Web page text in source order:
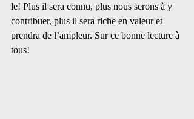
le! Plus il sera connu, plus nous serons à y
contribuer, plus il sera riche en valeur et
prendra de l’ampleur. Sur ce bonne lecture à
tous!